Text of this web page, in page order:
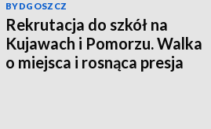
BYDGOSZCZ
Rekrutacja do szkół na
Kujawach i Pomorzu. Walka
o miejsca i rosnąca presja